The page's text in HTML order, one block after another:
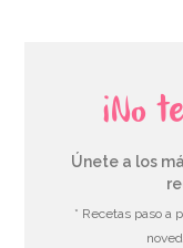
¡No
Únete a los
* Recetas paso a